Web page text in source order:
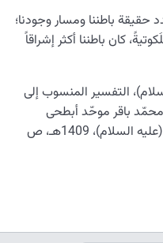
باطننا ومسار وجودنا؛
كان باطننا أكثر إشراقاً
التفسير المنسوب إلى
باقر موحّد أبطحی
الأصفهاني، قم: مدرسة الإمام المهدي (عليه السلام)، 1409هـ، ص